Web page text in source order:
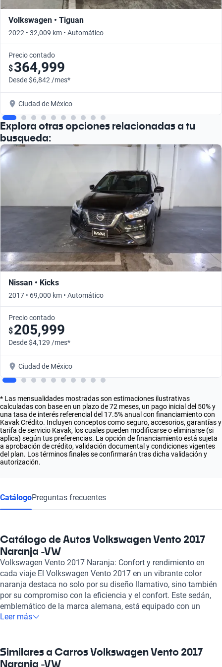
Volkswagen • Tiguan
2022 • 32,009 km • Automático
Precio contado
$364,999
Desde $6,842 /mes*
Ciudad de México
Explora otras opciones relacionadas a tu
busqueda:
Nissan • Kicks
2017 • 69,000 km • Automático
Precio contado
$205,999
Desde $4,129 /mes*
Ciudad de México
* Las mensualidades mostradas son estimaciones ilustrativas
calculadas con base en un plazo de 72 meses, un pago inicial del 50% y
una tasa de interés referencial del 17.5% anual con financiamiento con
Kavak Crédito. Incluyen conceptos como seguro, accesorios, garantías y
tarifa de servicio Kavak, los cuales pueden modificarse o eliminarse (si
aplica) según tus preferencias. La opción de financiamiento está sujeta
a aprobación de crédito, validación documental y condiciones vigentes
del plan. Los términos finales se confirmarán tras dicha validación y
autorización.
CatálogoPreguntas frecuentes
Catálogo de Autos Volkswagen Vento 2017
Naranja -VW
Volkswagen Vento 2017 Naranja: Confort y rendimiento en
cada viaje El Volkswagen Vento 2017 en un vibrante color
naranja destaca no solo por su diseño llamativo, sino también
por su compromiso con la eficiencia y el confort. Este sedán,
emblemático de la marca alemana, está equipado con un
motor de combustión de 1.6 litros y cuatro cilindros, ofreciendo
y una velocidad máxima de 195 km/h aseguran que cada
trayecto sea emocionante y dinámico. Además, su consumo de
Leer más
Similares a Carros Volkswagen Vento 2017
Naranja -VW